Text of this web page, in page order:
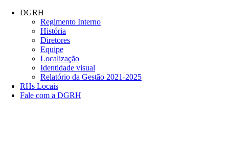
Conteúdo principal
DGRH
Regimento Interno
História
Diretores
Equipe
Localização
Identidade visual
Relatório da Gestão 2021-2025
RHs Locais
Fale com a DGRH